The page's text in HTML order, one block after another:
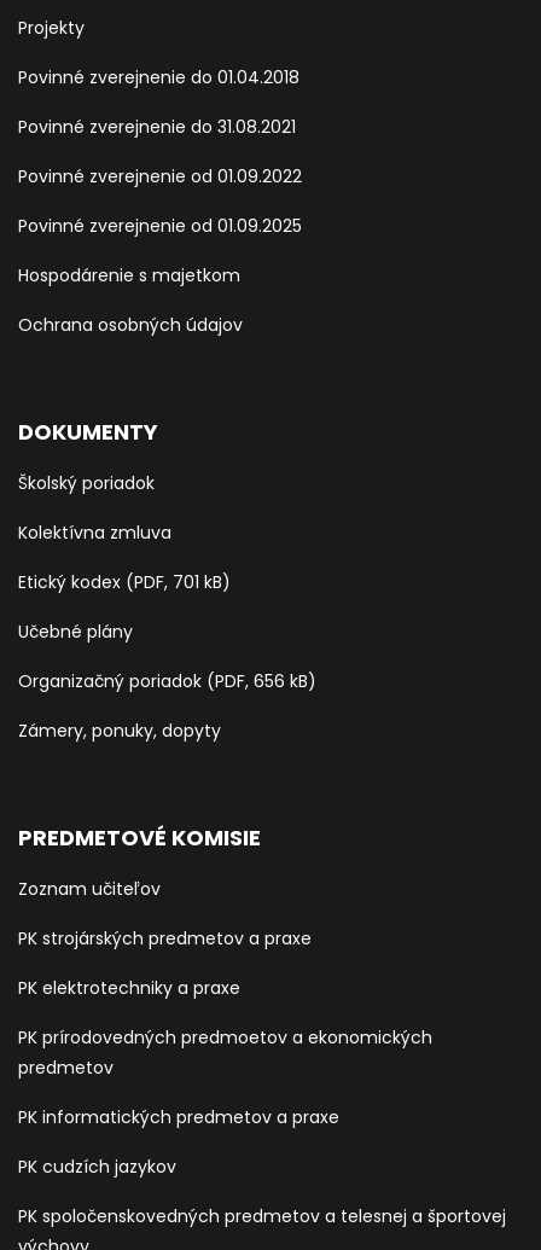
Projekty
Povinné zverejnenie do 01.04.2018
Povinné zverejnenie do 31.08.2021
Povinné zverejnenie od 01.09.2022
Povinné zverejnenie od 01.09.2025
Hospodárenie s majetkom
Ochrana osobných údajov
DOKUMENTY
Školský poriadok
Kolektívna zmluva
Etický kodex (PDF, 701 kB)
Učebné plány
Organizačný poriadok (PDF, 656 kB)
Zámery, ponuky, dopyty
PREDMETOVÉ KOMISIE
Zoznam učiteľov
PK strojárských predmetov a praxe
PK elektrotechniky a praxe
PK prírodovedných predmoetov a ekonomických
predmetov
PK informatických predmetov a praxe
PK cudzích jazykov
PK spoločenskovedných predmetov a telesnej a športovej